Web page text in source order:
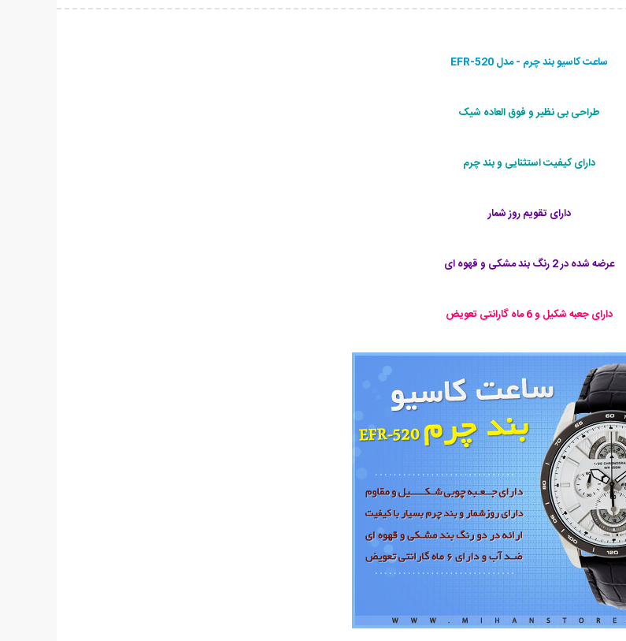
ساعت کاسیو بند چرم - مدل EFR-520
طراحی بی نظیر و فوق العاده شیک
دارای کیفیت استثنایی و بند چرم
دارای تقویم روز شمار
عرضه شده در 2 رنگ بند مشکی و قهوه ای
دارای جعبه شکیل و 6 ماه گارانتی تعویض